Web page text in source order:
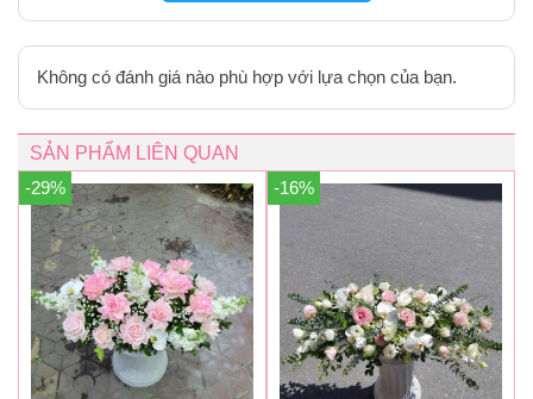
Không có đánh giá nào phù hợp với lựa chọn của bạn.
SẢN PHẨM LIÊN QUAN
-29%
-16%